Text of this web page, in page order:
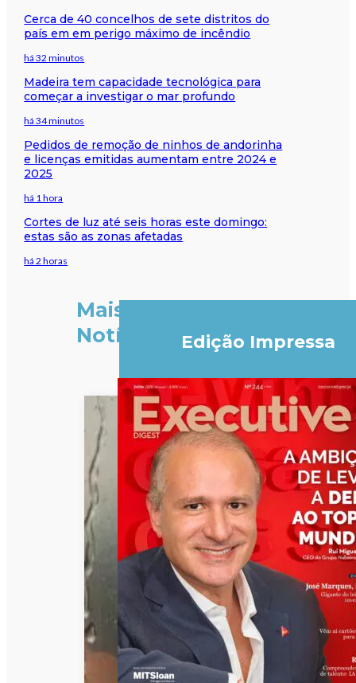
Cerca de 40 concelhos de sete distritos do
país em em perigo máximo de incêndio
há 32 minutos
Madeira tem capacidade tecnológica para
começar a investigar o mar profundo
há 34 minutos
Pedidos de remoção de ninhos de andorinha
e licenças emitidas aumentam entre 2024 e
2025
há 1 hora
Cortes de luz até seis horas este domingo:
estas são as zonas afetadas
há 2 horas
Mais
Notícias
Edição Impressa